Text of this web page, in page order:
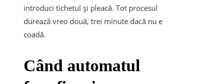
introduci tichetul și pleacă. Tot procesul
durează vreo două, trei minute dacă nu e
coadă.
Când automatul